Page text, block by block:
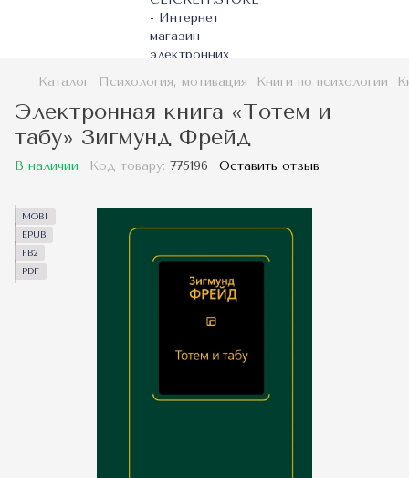
Каталог Психология, мотивация Книги по психологии
Электронная книга «Тотем и
табу» Зигмунд Фрейд
В наличии Код товару: 775196 Оставить отзыв
MOBI
EPUB
FB2
PDF